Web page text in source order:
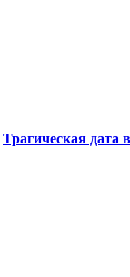
Трагическая дата